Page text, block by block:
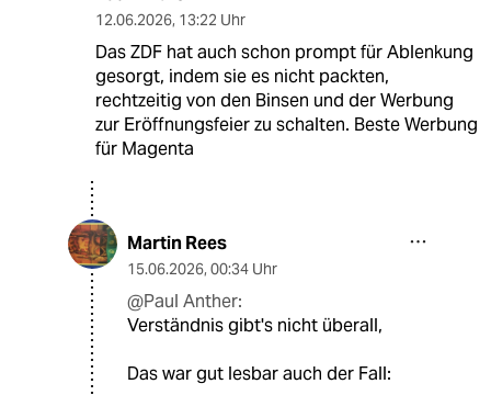
12.06.2026, 13:22 Uhr
Das ZDF hat auch schon prompt für Ablenkung
gesorgt, indem sie es nicht packten,
rechtzeitig von den Binsen und der Werbung
zur Eröffnungsfeier zu schalten. Beste Werbung
für Magenta
Martin Rees
15.06.2026, 00:34 Uhr
@Paul Anther:
Verständnis gibt's nicht überall,
Das war gut lesbar auch der Fall: